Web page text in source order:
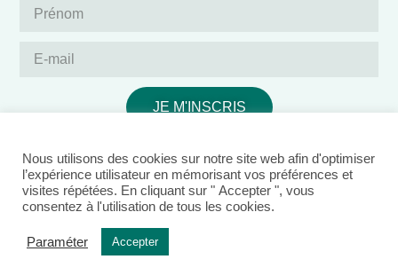
JE M'INSCRIS
© 2026 L'épic'ethik • Tous droits réservés
Ce site est hébergé par Ikoula,
acteur éco-responsable français.
Nous utilisons des cookies sur notre site web afin d'optimiser
l’expérience utilisateur en mémorisant vos préférences et
visites répétées. En cliquant sur " Accepter ", vous
consentez à l'utilisation de tous les cookies.
Paraméter Accepter